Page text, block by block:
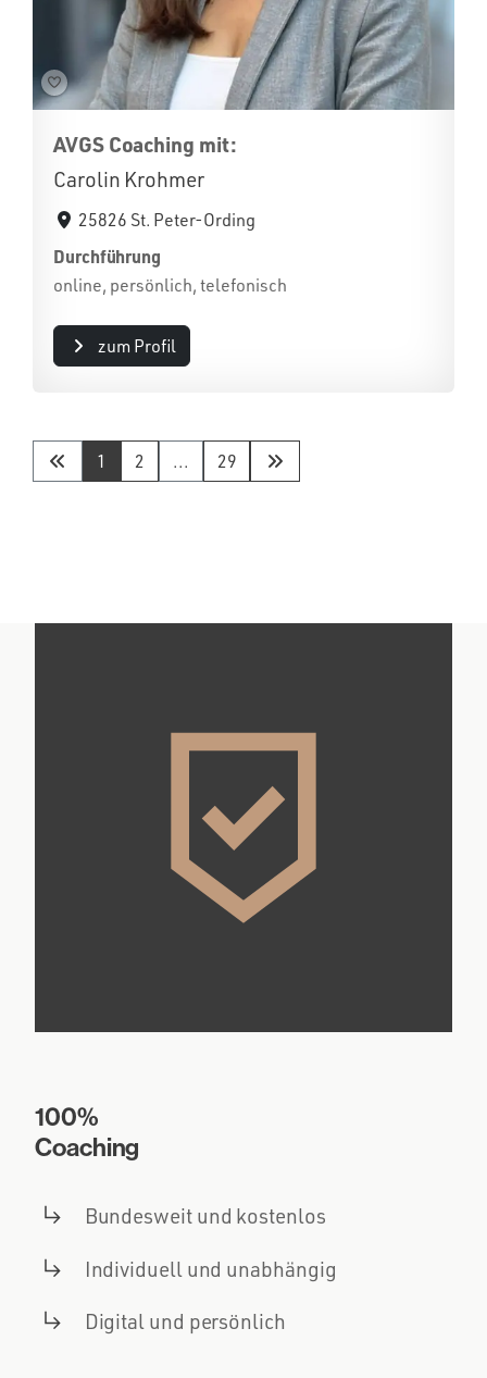
AVGS Coaching mit:
Carolin Krohmer
25826 St. Peter-Ording
Durchführung
online, persönlich, telefonisch
zum Profil
1 2 ... 29
100%
Coaching
Bundesweit und kostenlos
Individuell und unabhängig
Digital und persönlich